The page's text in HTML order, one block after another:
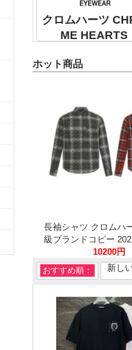
クロムハーツ
ME HEARTS
ホット商品
長袖シャツ クロムハ
級ブランドコピー
10200円
おすすめ順： 新し